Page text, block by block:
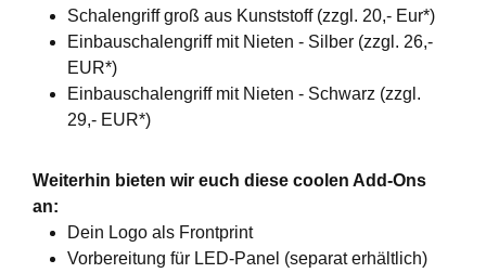
Schalengriff groß aus Kunststoff (zzgl. 20,- Eur*)
Einbauschalengriff mit Nieten - Silber (zzgl. 26,-
EUR*)
Einbauschalengriff mit Nieten - Schwarz (zzgl.
29,- EUR*)
Weiterhin bieten wir euch diese coolen Add-Ons
an:
Dein Logo als Frontprint
Vorbereitung für LED-Panel (separat erhältlich)